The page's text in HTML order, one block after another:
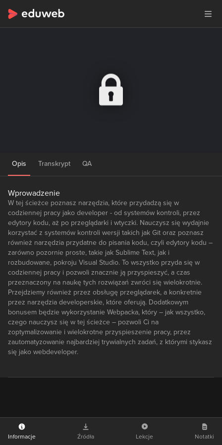
Opis Transkrypt QA
Wprowadzenie
W tej ścieżce poznasz narzędzia, które przydadzą się w
codziennej pracy jako developer - od systemów kontroli, przez
edytory kodu, aż po przeglądarki i wtyczki. Nauczysz się wydajnie
korzystać z systemów kontroli wersji takich jak Git oraz poznasz
również narzędzia przydatne do pisania kodu, czyli edytory kodu –
zarówno pozornie proste, takie jak Sublime Text, jak i
rozbudowane, pokroju Visual Studio. To wszystko przyda się w
codziennej pracy i pozwoli znacznie ją przyspieszyć, a czas
przeznaczony na naukę tych rozwiązań zwróci się wielokrotnie.
Przejdziemy również przez obsługę przeglądarek, a konkretnie
przez narzędzia developerskie, które oferują. Dodatkowym
bonusem będzie wykorzystanie Webpacka, który – jak wszystko,
czego nauczysz się w tej ścieżce – pozwoli Ci na
zoptymalizowanie i wielokrotne przyspieszenie pracy, przez
zautomatyzowanie najbardziej trywialnych zadań, z którymi stykasz
się jako webdeveloper.
Informacje Źródła Lekcje Notatki